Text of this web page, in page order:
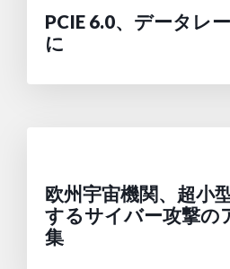
PCIE 6.0、データレ
に
欧州宇宙機関、超小
するサイバー攻撃の
集